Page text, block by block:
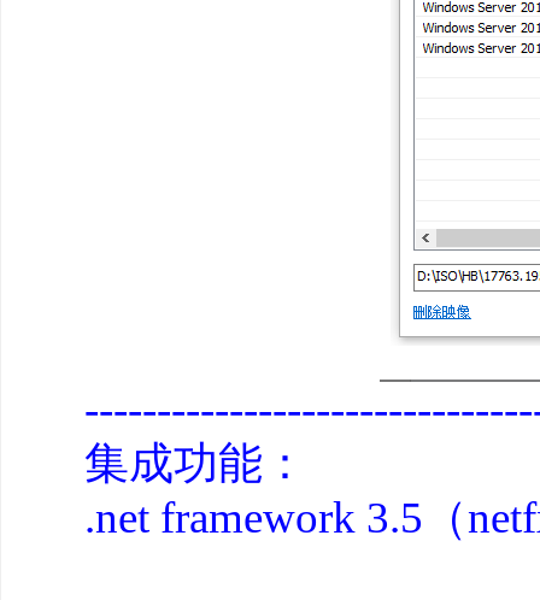
集成功能：
.net framework 3.5（